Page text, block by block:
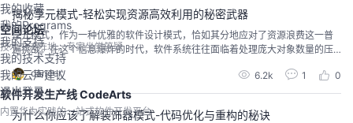
空间论坛
技术交流阵地，专家坐堂答疑
软件开发生产线 CodeArts
内置华为实践的一站式软件开发平台
我的收藏
我的Programs
我的支持
我的技术支持
我的云声建议
退出登录
揭秘享元模式-轻松实现资源高效利用的秘密武器
享元模式，作为一种优雅的软件设计模式，恰如其分地应对了资源浪费这一普
遍挑战。在这个信息爆炸的时代，软件系统往往面临着处理庞大对象数量的压
力，每个对象都消耗宝贵的存储和计算资源。说到解决这一问题，享元模式就
如同轻装上阵的艺术，精妙地引导我们走向共享与复用的智慧之路。通过享元
模式，系统可以以细粒度地复用对象，那些具有广泛相似性的对象会共享一个
单一实体。这一策略巧妙地减少了不必要的对象创建，实现了内存的
dancer 6.2k 1 0
为什么你应该了解装饰器模式-代码优化与重构的秘诀